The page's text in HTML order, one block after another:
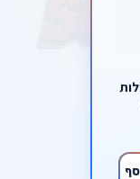
לסוללות